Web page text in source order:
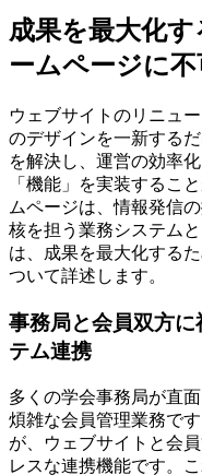
成果を最大化
ームページに
ウェブサイトのリニュ
のデザインを一新する
を解決し、運営の効率
「機能」を実装するこ
ムページは、情報発信
核を担う業務システム
は、成果を最大化する
ついて詳述します。
事務局と会員双方
テム連携
多くの学会事務局が直
煩雑な会員管理業務で
が、ウェブサイトと会
レスな連携機能です。